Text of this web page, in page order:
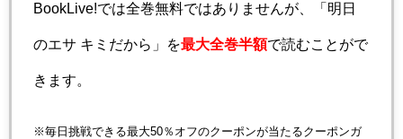
BookLive!では全巻無料ではありませんが、「明日
のエサ キミだから」を最大全巻半額で読むことがで
きます。
※毎日挑戦できる最大50％オフのクーポンが当たるクーポンガ